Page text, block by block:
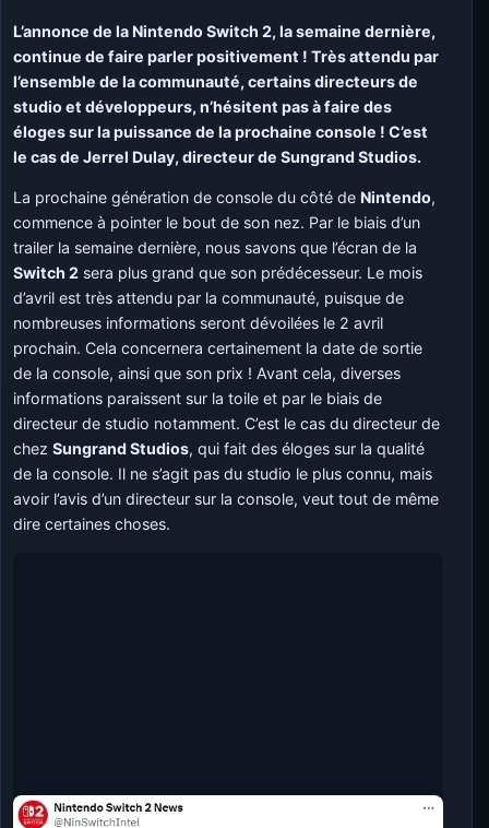
L’annonce de la Nintendo Switch 2, la semaine dernière,
continue de faire parler positivement ! Très attendu par
l’ensemble de la communauté, certains directeurs de
studio et développeurs, n’hésitent pas à faire des
éloges sur la puissance de la prochaine console ! C’est
le cas deJerrel Dulay, directeur de Sungrand Studios.
La prochaine génération de console du côté de Nintendo,
commence à pointer le bout de son nez. Par le biais d’un
trailer la semaine dernière, nous savons que l’écran de la
Switch 2 sera plus grand que son prédécesseur. Le mois
d’avril est très attendu par la communauté, puisque de
nombreuses informations seront dévoilées le 2 avril
prochain. Cela concernera certainement la date de sortie
de la console, ainsi que son prix ! Avant cela, diverses
informations paraissent sur la toile et par le biais de
directeur de studio notamment. C’est le cas du directeur de
chezSungrand Studios, qui fait des éloges sur la qualité
de la console. Il ne s’agit pas du studio le plus connu, mais
avoir l’avis d’un directeur sur la console, veut tout de même
dire certaines choses.